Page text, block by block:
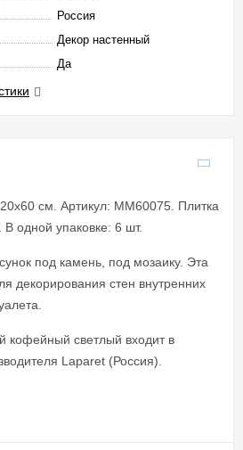
Россия
Декор настенный
Да
см. Артикул: MM60075. Плитка
В одной упаковке: 6 шт.
под камень, под мозаику. Эта
декорирования стен внутренних
кофейный светлый входит в
Laparet (Россия).